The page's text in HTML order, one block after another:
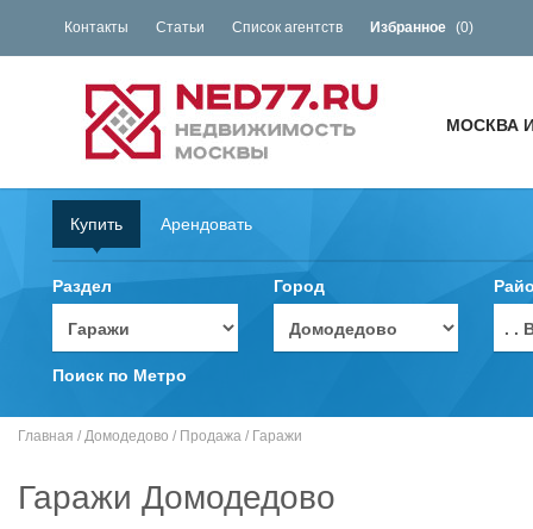
Контакты Статьи Список агентств Избранное (0)
МОСКВА
Купить Арендовать
Раздел Город
. .
Поиск по Метро
Главная / Домодедово / Продажа / Гаражи
Гаражи Домодедово